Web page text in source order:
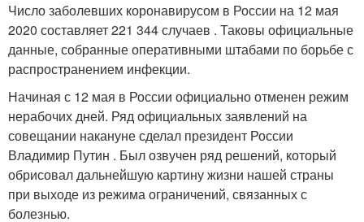
Число заболевших коронавирусом в России на 12 мая
2020 составляет 221 344 случаев . Таковы официальные
данные, собранные оперативными штабами по борьбе с
распространением инфекции.
Начиная с 12 мая в России официально отменен режим
нерабочих дней. Ряд официальных заявлений на
совещании накануне сделал президент России
Владимир Путин . Был озвучен ряд решений, который
обрисовал дальнейшую картину жизни нашей страны
при выходе из режима ограничений, связанных с
болезнью.